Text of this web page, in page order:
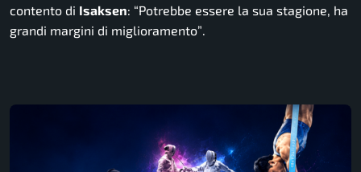
contento di Isaksen: “Potrebbe essere la sua stagione, ha
grandi margini di miglioramento”.